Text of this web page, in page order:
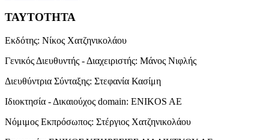
ΤΑΥΤΟΤΗΤΑ
Εκδότης: Νίκος Χατζηνικολάου
Γενικός Διευθυντής - Διαχειριστής: Μάνος Νιφλής
Διευθύντρια Σύνταξης: Στεφανία Κασίμη
Ιδιοκτησία - Δικαιούχος domain: ENIKOS AE
Νόμιμος Εκπρόσωπος: Στέργιος Χατζηνικολάου